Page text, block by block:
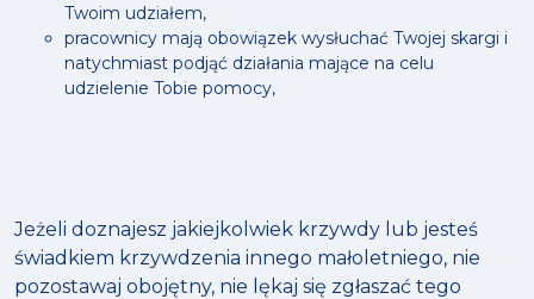
Twoim udziałem,
pracownicy mają obowiązek wysłuchać Twojej skargi i
natychmiast podjąć działania mające na celu
udzielenie Tobie pomocy,
Jeżeli doznajesz jakiejkolwiek krzywdy lub jesteś
świadkiem krzywdzenia innego małoletniego, nie
pozostawaj obojętny, nie lękaj się zgłaszać tego